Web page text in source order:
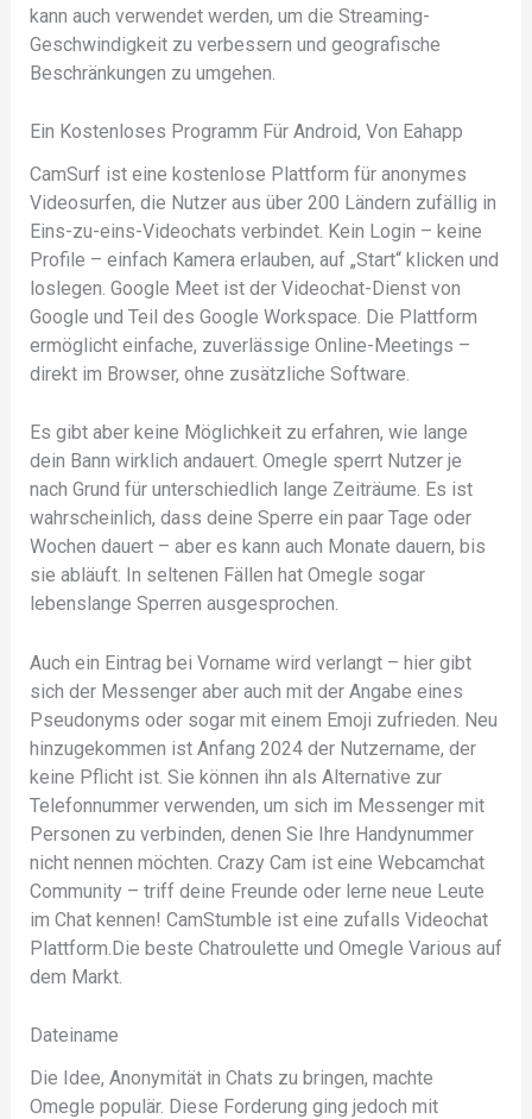
kann auch verwendet werden, um die Streaming-
Geschwindigkeit zu verbessern und geografische
Beschränkungen zu umgehen.
Ein Kostenloses Programm Für Android, Von Eahapp
CamSurf ist eine kostenlose Plattform für anonymes
Videosurfen, die Nutzer aus über 200 Ländern zufällig in
Eins-zu-eins-Videochats verbindet. Kein Login – keine
Profile – einfach Kamera erlauben, auf „Start“ klicken und
loslegen. Google Meet ist der Videochat-Dienst von
Google und Teil des Google Workspace. Die Plattform
ermöglicht einfache, zuverlässige Online-Meetings –
direkt im Browser, ohne zusätzliche Software.
Es gibt aber keine Möglichkeit zu erfahren, wie lange
dein Bann wirklich andauert. Omegle sperrt Nutzer je
nach Grund für unterschiedlich lange Zeiträume. Es ist
wahrscheinlich, dass deine Sperre ein paar Tage oder
Wochen dauert – aber es kann auch Monate dauern, bis
sie abläuft. In seltenen Fällen hat Omegle sogar
lebenslange Sperren ausgesprochen.
Auch ein Eintrag bei Vorname wird verlangt – hier gibt
sich der Messenger aber auch mit der Angabe eines
Pseudonyms oder sogar mit einem Emoji zufrieden. Neu
hinzugekommen ist Anfang 2024 der Nutzername, der
keine Pflicht ist. Sie können ihn als Alternative zur
Telefonnummer verwenden, um sich im Messenger mit
Personen zu verbinden, denen Sie Ihre Handynummer
nicht nennen möchten. Crazy Cam ist eine Webcamchat
Community – triff deine Freunde oder lerne neue Leute
im Chat kennen! CamStumble ist eine zufalls Videochat
Plattform.Die beste Chatroulette und Omegle Various auf
dem Markt.
Dateiname
Die Idee, Anonymität in Chats zu bringen, machte
Omegle populär. Diese Forderung ging jedoch mit